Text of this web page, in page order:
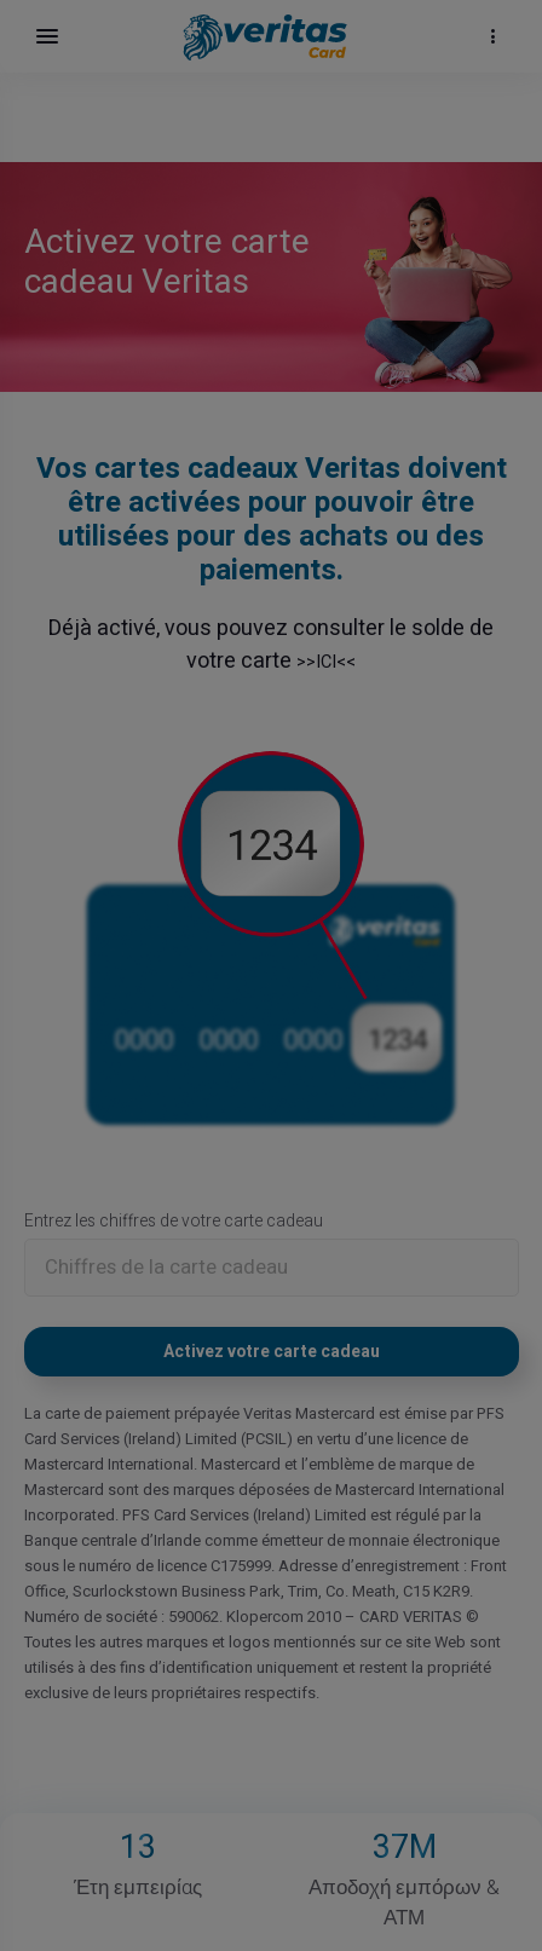
Activez votre carte
cadeau Veritas
Vos cartes cadeaux Veritas doivent
être activées pour pouvoir être
utilisées pour des achats ou des
paiements.
Déjà activé, vous pouvez consulter le solde de
votre carte >>ICI<<
Entrez les chiffres de votre carte cadeau
La carte de paiement prépayée Veritas Mastercard est émise par PFS
Card Services (Ireland) Limited (PCSIL) en vertu d’une licence de
Mastercard International. Mastercard et l’emblème de marque de
Mastercard sont des marques déposées de Mastercard International
Incorporated. PFS Card Services (Ireland) Limited est régulé par la
Banque centrale d’Irlande comme émetteur de monnaie électronique
sous le numéro de licence C175999. Adresse d’enregistrement : Front
Office, Scurlockstown Business Park, Trim, Co. Meath, C15 K2R9.
Numéro de société : 590062. Klopercom 2010 – CARD VERITAS ©
Toutes les autres marques et logos mentionnés sur ce site Web sont
utilisés à des fins d’identification uniquement et restent la propriété
exclusive de leurs propriétaires respectifs.
13
Έτη εμπειρίας
37M
Αποδοχή εμπόρων &
ΑΤΜ